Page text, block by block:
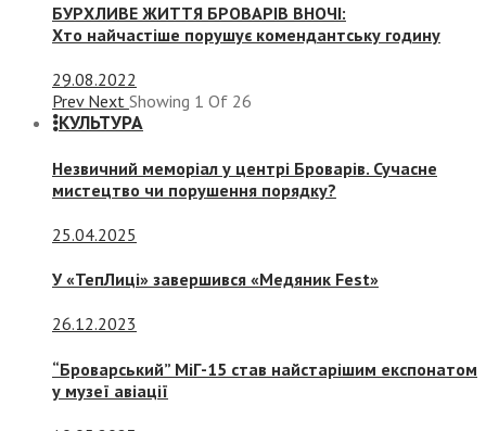
БУРХЛИВЕ ЖИТТЯ БРОВАРІВ ВНОЧІ:
Хто найчастіше порушує комендантську годину
29.08.2022
Prev Next Showing 1 Of 26
КУЛЬТУРА
Незвичний меморіал у центрі Броварів. Сучасне
мистецтво чи порушення порядку?
25.04.2025
У «ТепЛиці» завершився «Медяник Fest»
26.12.2023
“Броварський” МіГ-15 став найстарішим експонатом
у музеї авіації